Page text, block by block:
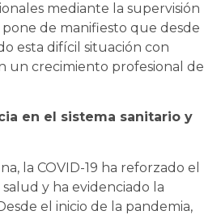
mediante la supervisión
de manifiesto que desde
esta difícil situación con
un crecimiento profesional de
en el sistema sanitario y
la COVID-19 ha reforzado el
y ha evidenciado la
el inicio de la pandemia,